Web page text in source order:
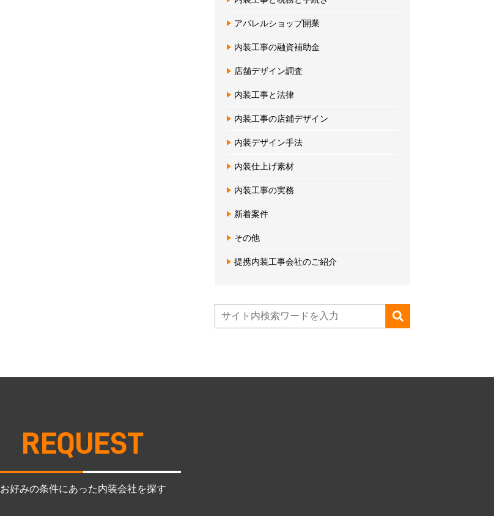
アパレルショップ開業
内装工事の融資補助金
店舗デザイン調査
内装工事と法律
内装工事の店鋪デザイン
内装デザイン手法
内装仕上げ素材
内装工事の実務
新着案件
その他
提携内装工事会社のご紹介
お好みの条件にあった内装会社を探す